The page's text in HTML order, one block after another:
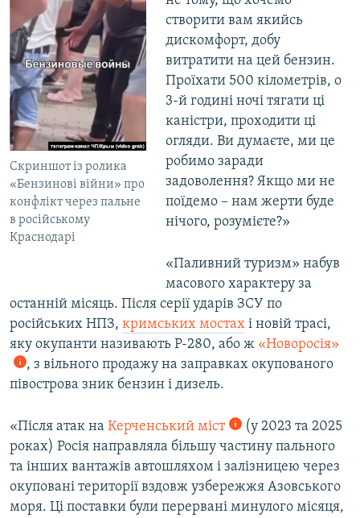
Cкриншот із ролика
«Бензинові війни» про
конфлікт через пальне
в російському
Краснодарі
створити вам якийсь
дискомфорт, добу
витратити на цей бензин.
Проїхати 500 кілометрів, о
3-й годині ночі тягати ці
каністри, проходити ці
огляди. Ви думаєте, ми це
робимо заради
задоволення? Якщо ми не
поїдемо – нам жерти буде
нічого, розумієте?»
«Паливний туризм» набув
масового характеру за
останній місяць. Після серії ударів ЗСУ по
російських НПЗ, кримських мостах і новій трасі,
яку окупанти називають Р-280, або ж «Новоросія»
, з вільного продажу на заправках окупованого
півострова зник бензин і дизель.
«Після атак на Керченський міст
(у 2023 та 2025
роках) Росія направляла більшу частину пального
та інших вантажів автошляхом і залізницею через
окуповані території вздовж узбережжя Азовського
моря. Ці поставки були перервані минулого місяця,